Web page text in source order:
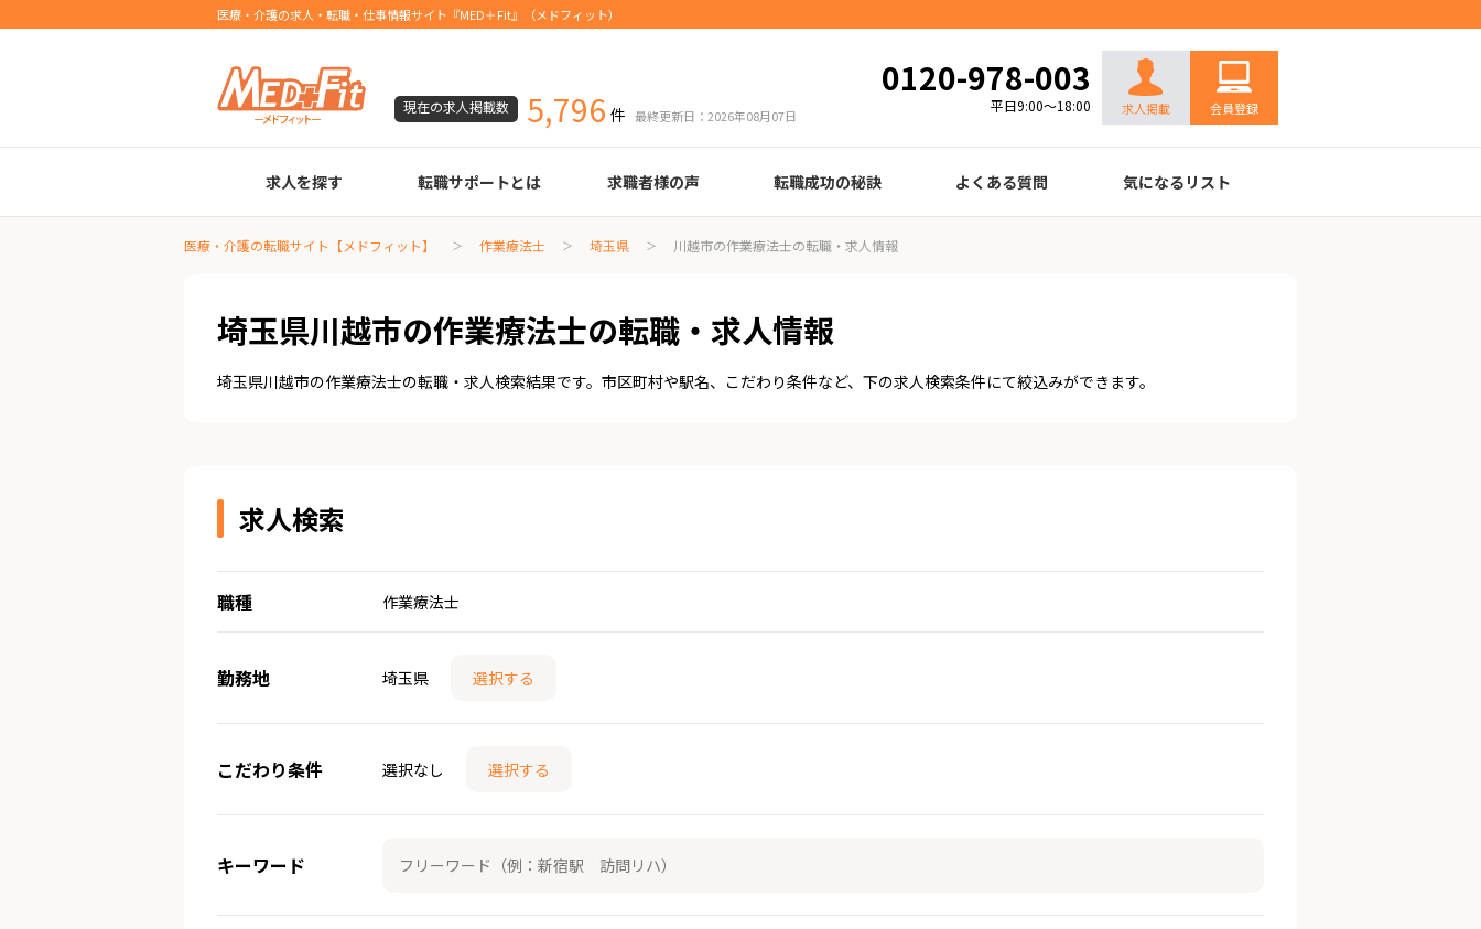
医療・介護の求人・転職・仕事情報サイト『MED＋Fit』（メドフィット）
現在の求人掲載数 5,796 件 最終更新日：2026年08月07日
0120-978-003
平日9:00～18:00 求人掲載 会員登録
求人を探す
臨床検査技師
診療放射線技師
臨床工学技士
医療事務
調剤薬局事務
理学療法士
作業療法士
言語聴覚士
機能訓練指導員
視能訓練士
看護師
薬剤師
転職サポートとは 求職者様の声
臨床検査技師
診療放射線技師
臨床工学技士
医療事務
調剤薬局事務
理学療法士
作業療法士
言語聴覚士
機能訓練指導員
視能訓練士
看護師
薬剤師
転職成功の秘訣
履歴書の書き方
職務経歴書の書き方
面接の心得
面接のコツ
転職の際に知っておきたいこと
年齢早見表
給与
よくある質問 気になるリスト
医療・介護の転職サイト【メドフィット】 作業療法士 埼玉県 川越市の作業療法士の転職・求人情報
埼玉県川越市の作業療法士の転職・求人情報
埼玉県川越市の作業療法士の転職・求人検索結果です。市区町村や駅名、こだわり条件など、下の求人検索条件にて絞込みができます。
求人検索
職種 作業療法士
勤務地 埼玉県 選択する
こだわり条件 選択なし 選択する
キーワード